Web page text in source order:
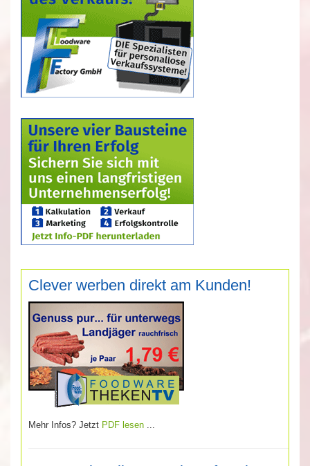
Clever werben direkt am Kunden!
Mehr Infos? Jetzt PDF lesen